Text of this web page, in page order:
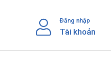
Đăng nhập
Tài khoản